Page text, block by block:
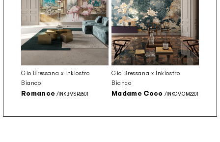
Gio Bressana x Inkiostro
Bianco
Romance /INKBMSR2601
Gio Bressana x Inkiostro
Bianco
Madame Coco /INKOMGM2201